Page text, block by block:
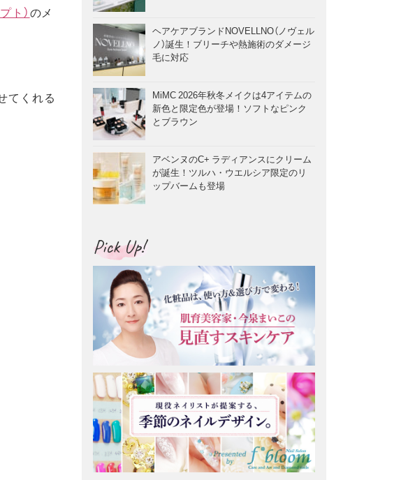
ト）のメ
てくれる
ヘアケアブランドNOVELLNO（ノヴェル
ノ）誕生！ブリーチや熱施術のダメージ
毛に対応
MiMC 2026年秋冬メイクは4アイテムの
新色と限定色が登場！ソフトなピンク
とブラウン
アベンヌのC+ ラディアンスにクリーム
が誕生！ツルハ・ウエルシア限定のリ
ップバームも登場
Pick Up!